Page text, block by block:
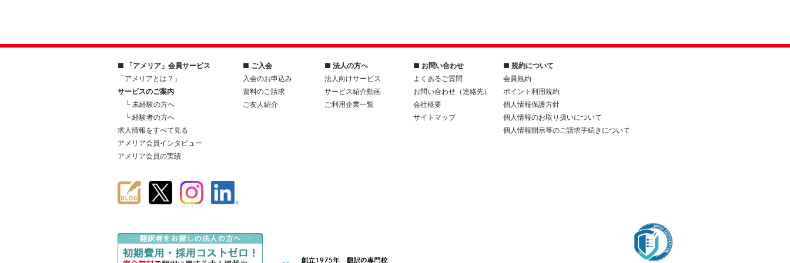
■ 「アメリア」会員サービス
「アメリアとは？」
サービスのご案内
└ 未経験の方へ
└ 経験者の方へ
求人情報をすべて見る
アメリア会員インタビュー
アメリア会員の実績
■ ご入会
入会のお申込み
資料のご請求
ご友人紹介
■ 法人の方へ
法人向けサービス
サービス紹介動画
ご利用企業一覧
■ お問い合わせ
よくあるご質問
お問い合わせ（連絡先）
会社概要
サイトマップ
■ 規約について
会員規約
ポイント利用規約
個人情報保護方針
個人情報のお取り扱いについて
個人情報開示等のご請求手続きについて